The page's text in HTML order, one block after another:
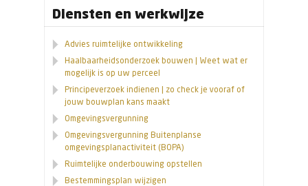
Diensten en werkwijze
Advies ruimtelijke ontwikkeling
Haalbaarheidsonderzoek bouwen | Weet wat er
mogelijk is op uw perceel
Principeverzoek indienen | zo check je vooraf of
jouw bouwplan kans maakt
Omgevingsvergunning
Omgevingsvergunning Buitenplanse
omgevingsplanactiviteit (BOPA)
Ruimtelijke onderbouwing opstellen
Bestemmingsplan wijzigen